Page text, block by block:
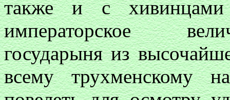
также и с
императорское
государыня из
всему трухменскому